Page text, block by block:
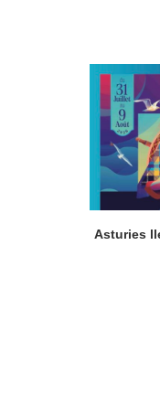
Asturies